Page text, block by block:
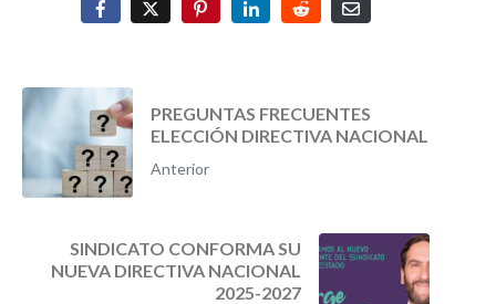
PREGUNTAS FRECUENTES
ELECCIÓN DIRECTIVA NACIONAL
Anterior
SINDICATO CONFORMA SU
NUEVA DIRECTIVA NACIONAL
2025-2027